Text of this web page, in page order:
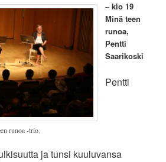
runoa -trio.
–klo 19
Minä teen
runoa,
Pentti
Saarikoski
Pentti
ja tunsi kuuluvansa